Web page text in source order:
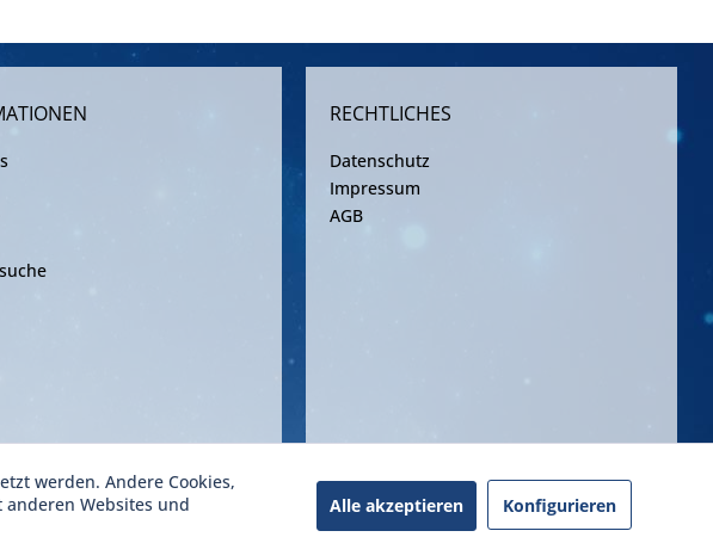
RECHTLICHES
Datenschutz
Impressum
AGB
gültiger Frachtvereinbarung
werden. Andere Cookies,
Websites und
Alle akzeptieren Konfigurieren